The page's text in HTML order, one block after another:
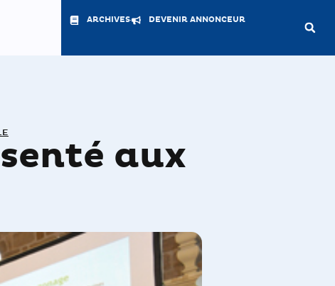
ARCHIVES DEVENIR ANNONCEUR
aux